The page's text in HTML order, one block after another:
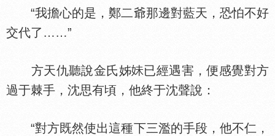
“我擔心的是，鄭二爺那邊對藍天，恐怕不好
交代了……”
方天仇聽說金氏姊
已經遇害，便感覺對方
過于棘手，沈思有頃，他終于沈聲說：
“對方既然使出這種下三濫的手段，他不仁，